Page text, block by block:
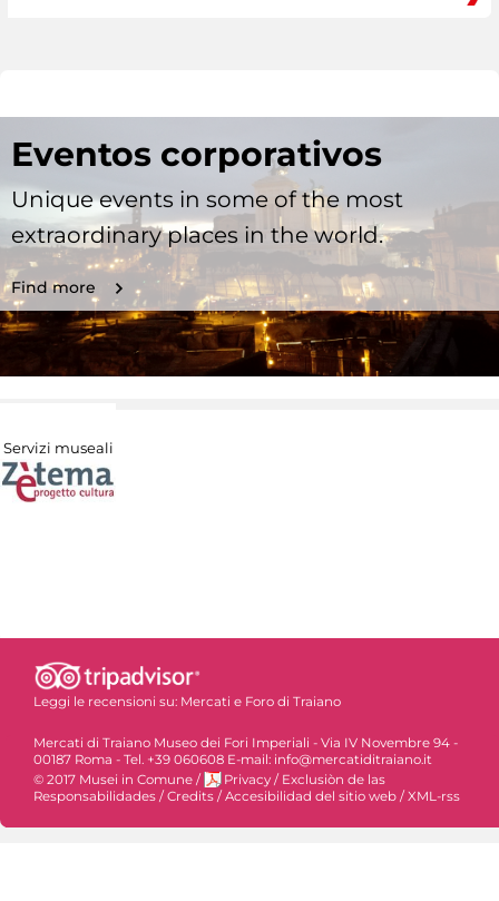
Eventos corporativos
Unique events in some of the most
extraordinary places in the world.
Find more
Servizi museali
Leggi le recensioni su: Mercati e Foro di Traiano
Mercati di Traiano Museo dei Fori Imperiali - Via IV Novembre 94 -
00187 Roma - Tel. +39 060608 E-mail: info@mercatiditraiano.it
© 2017 Musei in Comune / Privacy / Exclusiòn de las
Responsabilidades / Credits / Accesibilidad del sitio web / XML-rss